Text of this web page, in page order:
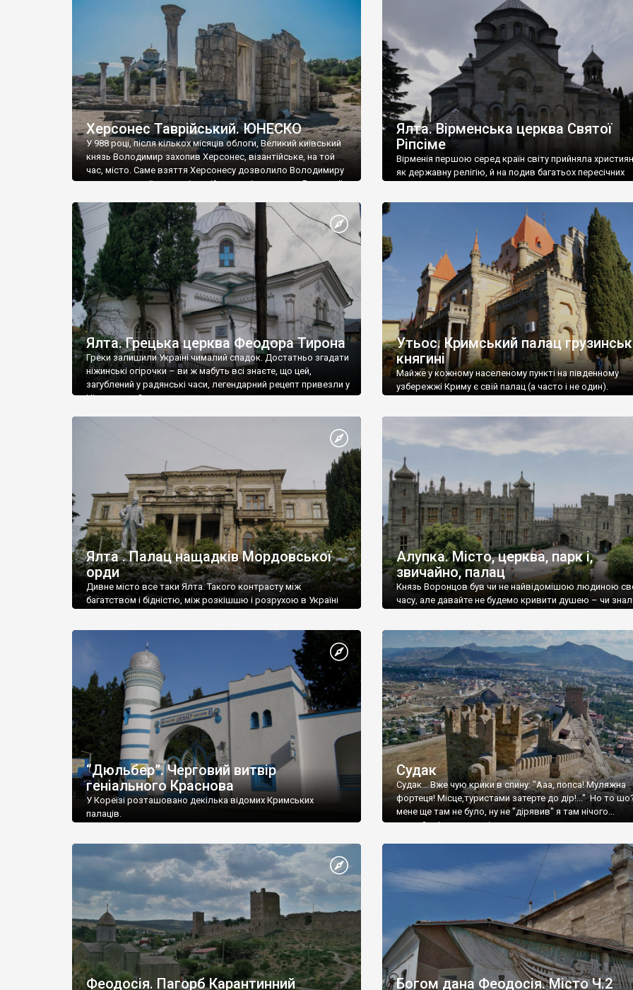
візантійської доби. Раритети викрадені з фондів об’єкту
культурної спадщини ЮНЕСКО «Херсонеса Таврійського».
Офіційно – на виставку «Золото Візантії», але експерти та
влада в Україні вважають це лише […]
називаються «повстяками» (postaki)…” “Вино. Крим
виробляє відмінне вино і його вдосталь: воно все
легке біле і дуже […]
Херсонес Таврійський. ЮНЕСКО
У 988 році, після кількох місяців облоги, Великий київський
князь Володимир захопив Херсонес, візантійське, на той
час, місто. Саме взяття Херсонесу дозволило Володимиру
диктувати свої умови візантійському імператору Василю ІІ,
Херсонесі Володимир-язичник, став Василем-
християнином. А потім було Хрещення Русі. На честь
Херсонесу Таврійського названо місто […]
Ялта. Вірменська церква Святої
Ріпсіме
Вірменія першою серед країн світу прийняла
як державну релігію, й на подив багатьох пересічних
Ялта. Грецька церква Феодора Тирона
Греки залишили Україні чималий спадок. Достатньо згадати
ніжинські огірочки – ви ж мабуть всі знаєте, що цей,
загублений у радянські часи, легендарний рецепт привезли у
Ніжин греки?
Утьос. Кримський палац
княгині
Майже у кожному населеному пункті на південному
узбережжі Криму є свій палац (а часто і не один).
Ялта . Палац нащадків Мордовської
орди
Дивне місто все таки Ялта. Такого контрасту між
багатством і бідністю, між розкішшю і розрухою в Україні
Алупка. Місто, церква, парк і,
звичайно, палац
Князь Воронцов був чи не найвідомішою людиною
часу, але давайте не будемо кривити душею – чи
“Дюльбер”. Черговий витвір
геніального Краснова
У Кореїзі розташовано декілька відомих Кримських
палаців.
Судак
Судак... Вже чую крики в спину: "Ааа, попса! Муляжна
фортеця! Місце,туристами затерте до дір!..." Но то
мене ще там не було, ну не "дірявив" я там нічого...
принаймні до цього літа.
Феодосія. Пагорб Карантинний Богом дана Феодосія. Місто Ч.2